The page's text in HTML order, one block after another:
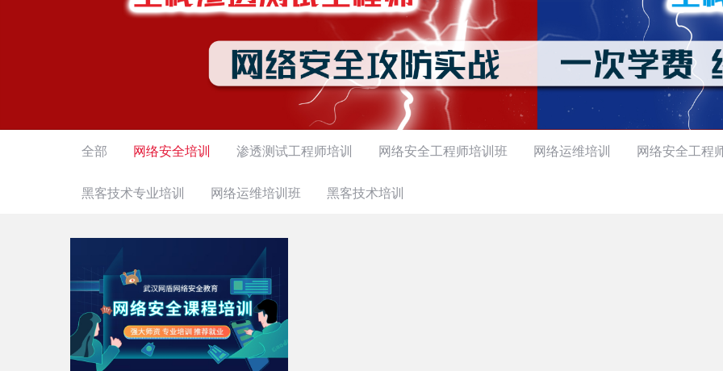
全部 网络安全培训 渗透测试工程师培训 网络安全工程师培训班 网络运维培训 网络安全工程
黑客技术专业培训 网络运维培训班 黑客技术培训